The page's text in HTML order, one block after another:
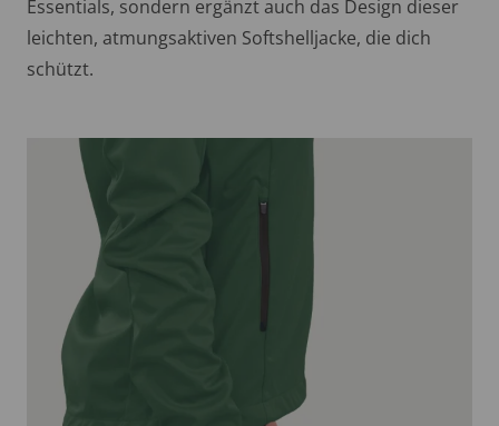
Essentials, sondern ergänzt auch das Design dieser
leichten, atmungsaktiven Softshelljacke, die dich
schützt.